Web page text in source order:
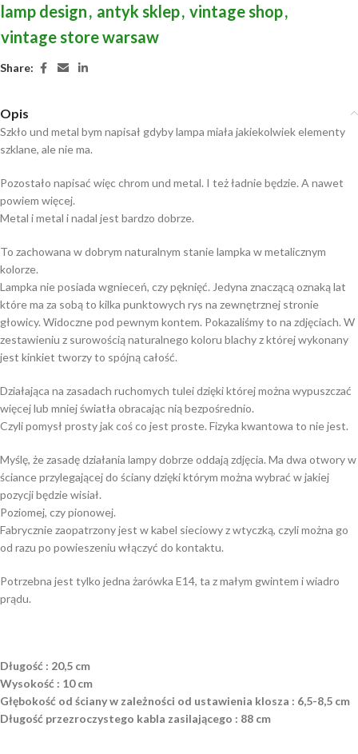
lamp design, antyk sklep, vintage shop,
vintage store warsaw
Share:
Opis
Szkło und metal bym napisał gdyby lampa miała jakiekolwiek elementy
szklane, ale nie ma.
Pozostało napisać więc chrom und metal. I też ładnie będzie. A nawet
powiem więcej.
Metal i metal i nadal jest bardzo dobrze.
To zachowana w dobrym naturalnym stanie lampka w metalicznym
kolorze.
Lampka nie posiada wgnieceń, czy pęknięć. Jedyna znaczącą oznaką lat
które ma za sobą to kilka punktowych rys na zewnętrznej stronie
głowicy. Widoczne pod pewnym kontem. Pokazaliśmy to na zdjęciach. W
zestawieniu z surowością naturalnego koloru blachy z której wykonany
jest kinkiet tworzy to spójną całość.
Działająca na zasadach ruchomych tulei dzięki której można wypuszczać
więcej lub mniej światła obracając nią bezpośrednio.
Czyli pomysł prosty jak coś co jest proste. Fizyka kwantowa to nie jest.
Myślę, że zasadę działania lampy dobrze oddają zdjęcia. Ma dwa otwory w
ściance przylegającej do ściany dzięki którym można wybrać w jakiej
pozycji będzie wisiał.
Poziomej, czy pionowej.
Fabrycznie zaopatrzony jest w kabel sieciowy z wtyczką, czyli można go
od razu po powieszeniu włączyć do kontaktu.
Potrzebna jest tylko jedna żarówka E14, ta z małym gwintem i wiadro
prądu.
Długość : 20,5 cm
Wysokość : 10 cm
Głębokość od ściany w zależności od ustawienia klosza : 6,5-8,5 cm
Długość przezroczystego kabla zasilającego : 88 cm